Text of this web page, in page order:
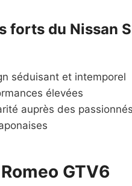
forts du Nissan
séduisant et intemporel
élevées
auprès des
Romeo GTV6